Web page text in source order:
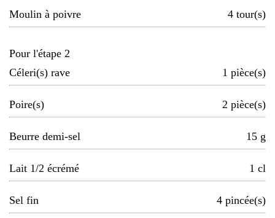
Moulin à poivre 4 tour(s)
Pour l'étape 2
Céleri(s) rave
1 pièce(s)
Poire(s) 2 pièce(s)
Beurre demi-sel 15 g
Lait 1/2 écrémé 1 cl
Sel fin 4 pincée(s)